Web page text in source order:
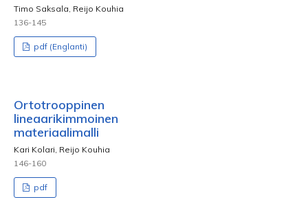
Timo Saksala, Reijo Kouhia
136-145
pdf (Englanti)
Ortotrooppinen
lineaarikimmoinen
materiaalimalli
Kari Kolari, Reijo Kouhia
146-160
pdf